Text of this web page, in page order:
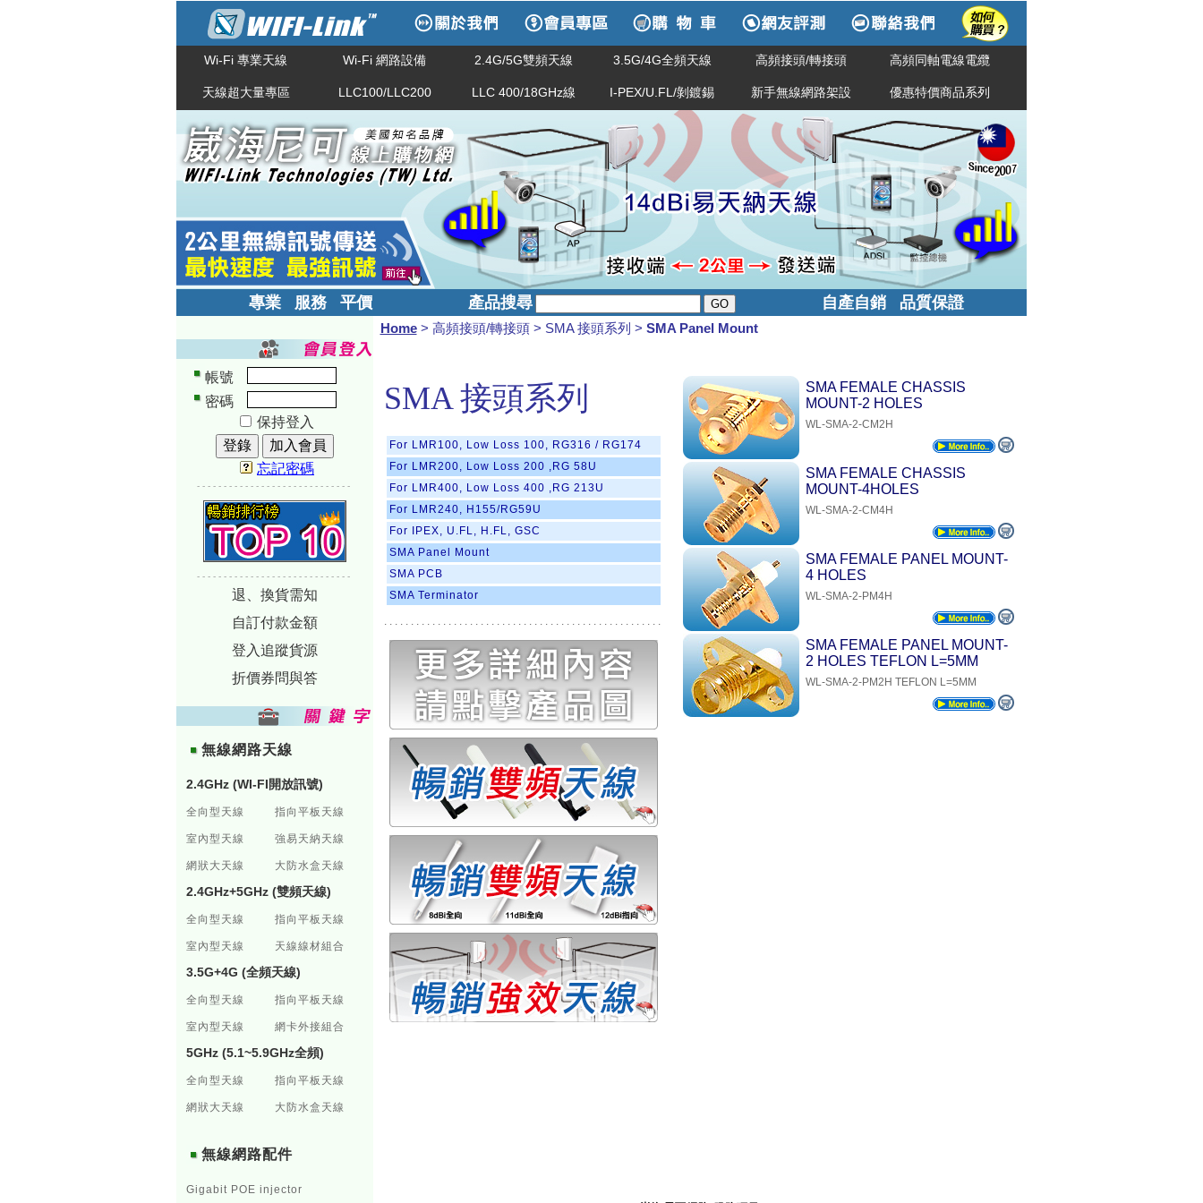
Wi-Fi 專業天線 Wi-Fi 網路設備 2.4G/5G雙頻天線 3.5G/4G全頻天線 高頻接頭/轉接頭 高頻同軸電線電纜
天線超大量專區 LLC100/LLC200 LLC 400/18GHz線 I-PEX/U.FL/剝鍍錫 新手無線網路架設 優惠特價商品系列
專業 服務 平價 產品搜尋 自產自銷 品質保證
帳號
密碼
保持登入
忘記密碼
-----------------------------
-----------------------------
退、換貨需知
自訂付款金額
登入追蹤貨源
折價券問與答
無線網路天線
2.4GHz (WI-FI開放訊號)
全向型天線 指向平板天線
室內型天線 強易天納天線
網狀大天線 大防水盒天線
2.4GHz+5GHz (雙頻天線)
全向型天線 指向平板天線
室內型天線 天線線材組合
3.5G+4G (全頻天線)
全向型天線 指向平板天線
室內型天線 網卡外接組合
5GHz (5.1~5.9GHz全頻)
全向型天線 指向平板天線
網狀大天線 大防水盒天線
無線網路配件
Gigabit POE injector
Home> 高頻接頭/轉接頭 > SMA 接頭系列 > SMA Panel Mount
SMA 接頭系列
For LMR100, Low Loss 100, RG316 / RG174
For LMR200, Low Loss 200 ,RG 58U
For LMR400, Low Loss 400 ,RG 213U
For LMR240, H155/RG59U
For IPEX, U.FL, H.FL, GSC
SMA Panel Mount
SMA PCB
SMA Terminator
....................................................
SMA FEMALE CHASSIS
MOUNT-2 HOLES
WL-SMA-2-CM2H
SMA FEMALE CHASSIS
MOUNT-4HOLES
WL-SMA-2-CM4H
SMA FEMALE PANEL MOUNT-
4 HOLES
WL-SMA-2-PM4H
SMA FEMALE PANEL MOUNT-
2 HOLES TEFLON L=5MM
WL-SMA-2-PM2H TEFLON L=5MM